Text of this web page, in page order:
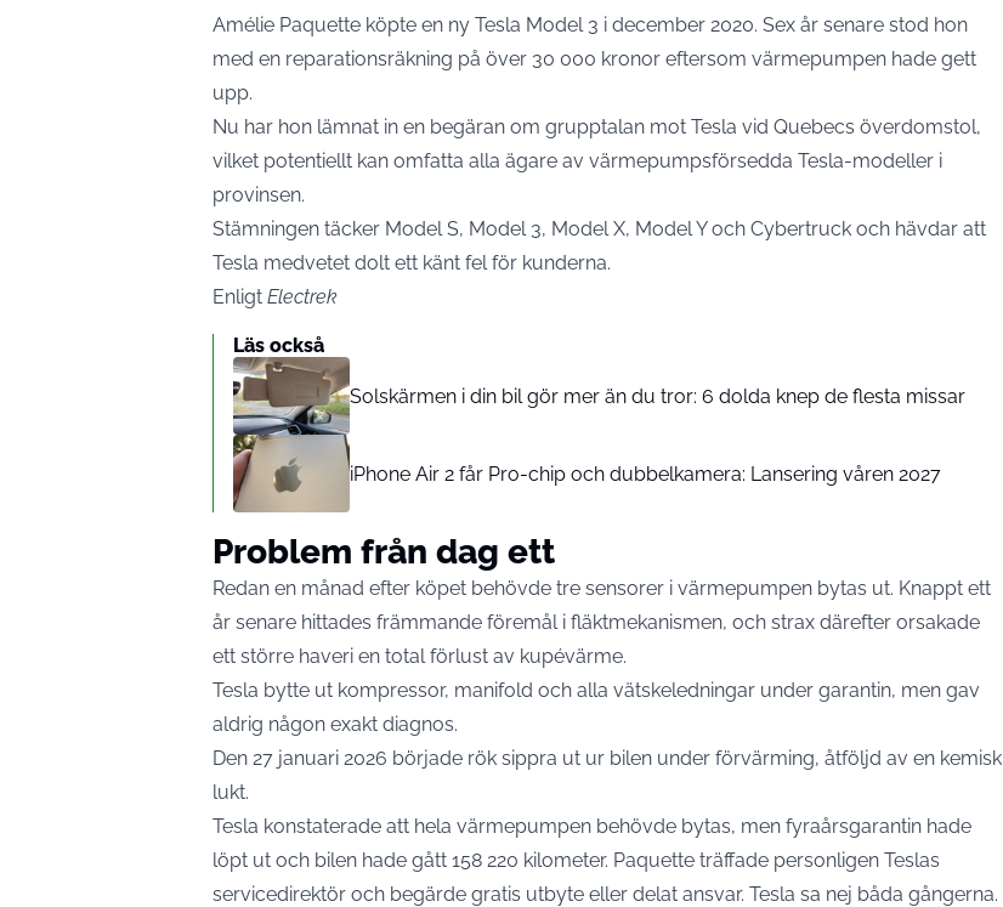
Amélie Paquette köpte en ny Tesla Model 3 i december 2020. Sex år senare stod hon
med en reparationsräkning på över 30 000 kronor eftersom värmepumpen hade gett
upp.
Nu har hon lämnat in en begäran om grupptalan mot Tesla vid Quebecs överdomstol,
vilket potentiellt kan omfatta alla ägare av värmepumpsförsedda Tesla-modeller i
provinsen.
Stämningen täcker Model S, Model 3, Model X, Model Y och Cybertruck och hävdar att
Tesla medvetet dolt ett känt fel för kunderna.
Enligt Electrek
Läs också
Solskärmen i din bil gör mer än du tror: 6 dolda knep de flesta missar
iPhone Air 2 får Pro-chip och dubbelkamera: Lansering våren 2027
Problem från dag ett
Redan en månad efter köpet behövde tre sensorer i värmepumpen bytas ut. Knappt ett
år senare hittades främmande föremål i fläktmekanismen, och strax därefter orsakade
ett större haveri en total förlust av kupévärme.
Tesla bytte ut kompressor, manifold och alla vätskeledningar under garantin, men gav
aldrig någon exakt diagnos.
Den 27 januari 2026 började rök sippra ut ur bilen under förvärming, åtföljd av en kemisk
lukt.
Tesla konstaterade att hela värmepumpen behövde bytas, men fyraårsgarantin hade
löpt ut och bilen hade gått 158 220 kilometer. Paquette träffade personligen Teslas
servicedirektör och begärde gratis utbyte eller delat ansvar. Tesla sa nej båda gångerna.